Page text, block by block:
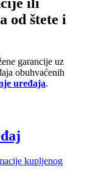
od štete i
garancije uz
obuhvaćenih
uređaja.
kupljenog